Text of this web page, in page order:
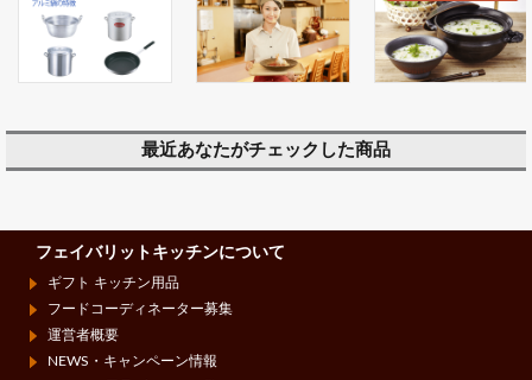
最近あなたがチェックした商品
フェイバリットキッチンについて
ギフト キッチン用品
フードコーディネーター募集
運営者概要
NEWS・キャンペーン情報